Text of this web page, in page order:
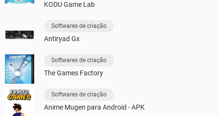
KODU Game Lab
Softwares de criação
Antiryad Gx
Softwares de criação
The Games Factory
Softwares de criação
Anime Mugen para Android - APK